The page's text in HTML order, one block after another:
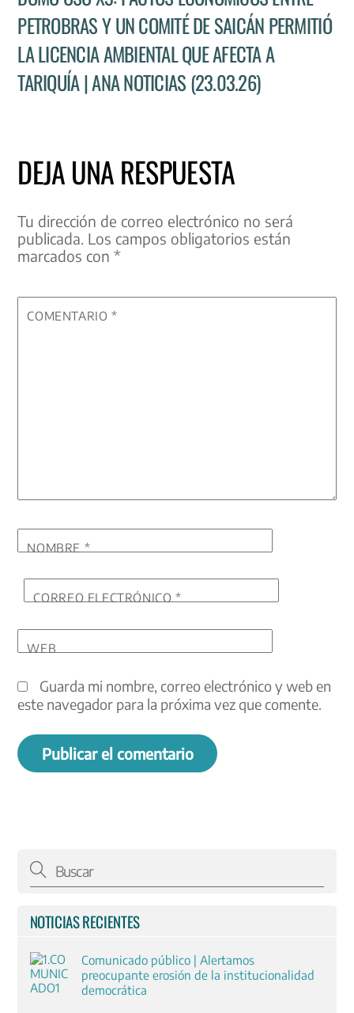
PETROBRAS Y UN COMITÉ DE SAICÁN PERMITIÓ
LA LICENCIA AMBIENTAL QUE AFECTA A
TARIQUÍA | ANA NOTICIAS (23.03.26)
DEJA UNA RESPUESTA
Tu dirección de correo electrónico no será
publicada. Los campos obligatorios están
marcados con*
COMENTARIO*
NOMBRE *
CORREO ELECTRÓNICO*
WEB
Guarda mi nombre, correo electrónico y web en
este navegador para la próxima vez que comente.
NOTICIAS RECIENTES
Comunicado público | Alertamos
preocupante erosión de la institucionalidad
democrática